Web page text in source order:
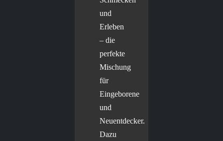
und
Erleben
– die
perfekte
Mischung
für
Eingeborene
und
Neuentdecker.
Dazu